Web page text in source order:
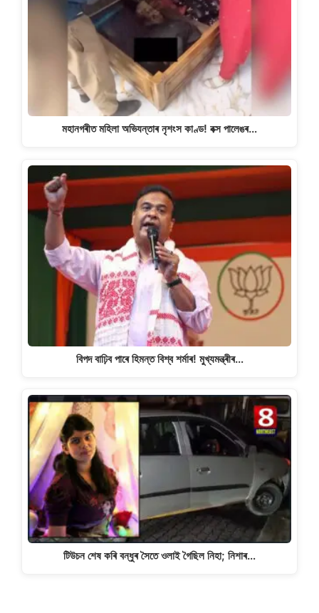
মহানগৰীত মহিলা অভিযন্তাৰ নৃশংস কাণ্ড! বক্স পালেঙৰ…
বিপদ বাঢ়িব পাৰে হিমন্ত বিশ্ব শৰ্মাৰ! মুখ্যমন্ত্ৰীৰ…
টিউচন শেষ কৰি বন্ধুৰ সৈতে ওলাই গৈছিল নিহা; নিশাৰ…